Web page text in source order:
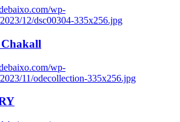
wp-
12/dsc00304-335x256.jpg
wp-
11/odecollection-335x256.jpg